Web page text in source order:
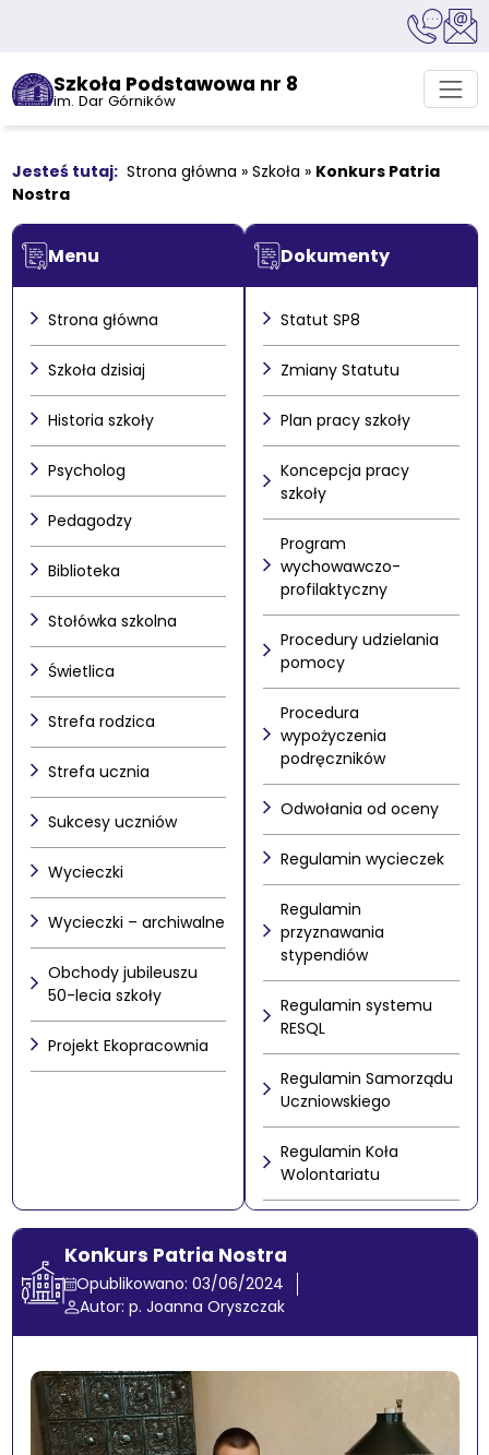
Szkoła Podstawowa nr 8
im. Dar Górników
Strona główna » Szkoła » Konkurs Patria
Nostra
Konkurs Patria Nostra
Opublikowano: 03/06/2024
Autor: p. Joanna Oryszczak
Menu
Strona główna
Szkoła dzisiaj
Historia szkoły
Psycholog
Pedagodzy
Biblioteka
Stołówka szkolna
Świetlica
Strefa rodzica
Strefa ucznia
Sukcesy uczniów
Wycieczki
Wycieczki – archiwalne
Obchody jubileuszu
50-lecia szkoły
Projekt Ekopracownia
Dokumenty
Statut SP8
Zmiany Statutu
Plan pracy szkoły
Koncepcja pracy
szkoły
Program
wychowawczo-
profilaktyczny
Procedury udzielania
pomocy
Procedura
wypożyczenia
podręczników
Odwołania od oceny
Regulamin wycieczek
Regulamin
przyznawania
stypendiów
Regulamin systemu
RESQL
Regulamin Samorządu
Uczniowskiego
Regulamin Koła
Wolontariatu